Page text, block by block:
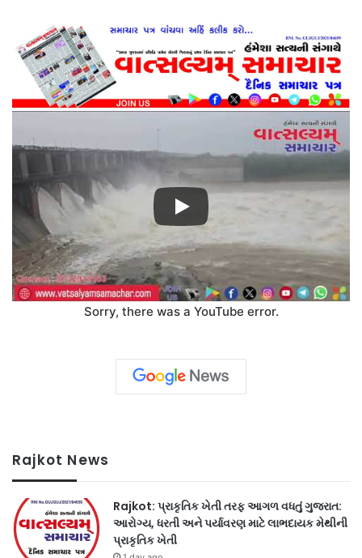
Sorry, there was a YouTube error.
Rajkot News
Rajkot: પ્રાકૃતિક ખેતી તરફ આગળ વધતું ગુજરાત:
આરોગ્ય, ધરતી અને પર્યાવરણ માટે લાભદાયક મેથીની
પ્રાકૃતિક ખેતી